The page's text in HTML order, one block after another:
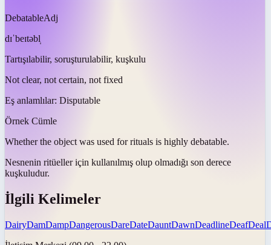
DebatableAdj
dɪˈbeɪtəbl̩
Tartışılabilir, soruşturulabilir, kuşkulu
Not clear, not certain, not fixed
Eş anlamlılar: Disputable
Örnek Cümle
Whether the object was used for rituals is highly debatable.
Nesnenin ritüeller için kullanılmış olup olmadığı son derece
kuşkuludur.
İlgili Kelimeler
DairyDamDampDangerousDareDateDauntDawnDeadlineDeafDeal